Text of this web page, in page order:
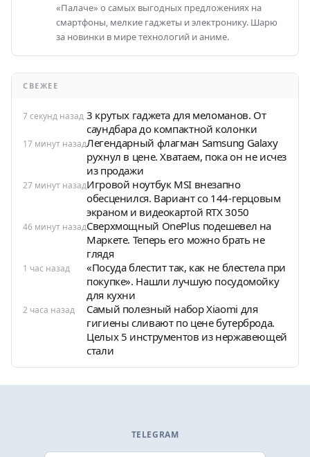
«Палаче» о самых выгодных предложениях на
смартфоны, мелкие гаджеты и электронику. Шарю
за новинки в мире технологий и аниме.
СВЕЖЕЕ
7 секунд назад 3 крутых гаджета для меломанов. От
саундбара до компактной колонки
17 минут назадЛегендарный флагман Samsung Galaxy
рухнул в цене. Хватаем, пока он не исчез
из продажи
27 минут назадИгровой ноутбук MSI внезапно
обесценился. Вариант со 144-герцовым
экраном и видеокартой RTX 3050
46 минут назадСверхмощный OnePlus подешевел на
Маркете. Теперь его можно брать не
глядя
1 час назад
«Посуда блестит так, как не блестела при
покупке». Нашли лучшую посудомойку
для кухни
2 часа назад
Самый полезный набор Xiaomi для
гигиены сливают по цене бутерброда.
Целых 5 инструментов из нержавеющей
стали
TELEGRAM